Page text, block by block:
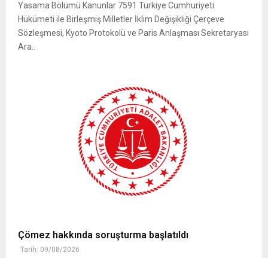
Yasama Bölümü Kanunlar 7591 Türkiye Cumhuriyeti
Hükümeti ile Birleşmiş Milletler İklim Değişikliği Çerçeve
Sözleşmesi, Kyoto Protokolü ve Paris Anlaşması Sekretaryası
Ara..
Çömez hakkında soruşturma başlatıldı
Tarih: 09/08/2026